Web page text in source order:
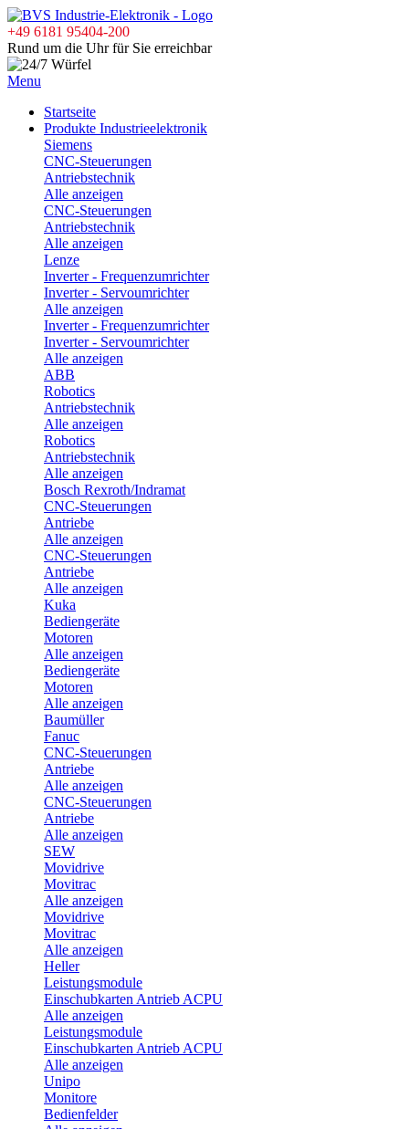
+49 6181 95404-200
Rund um die Uhr für Sie erreichbar
Menu
Startseite
Produkte Industrieelektronik
Siemens
CNC-Steuerungen
Antriebstechnik
Alle anzeigen
CNC-Steuerungen
Antriebstechnik
Alle anzeigen
Lenze
Inverter - Frequenzumrichter
Inverter - Servoumrichter
Alle anzeigen
Inverter - Frequenzumrichter
Inverter - Servoumrichter
Alle anzeigen
ABB
Robotics
Antriebstechnik
Alle anzeigen
Robotics
Antriebstechnik
Alle anzeigen
Bosch Rexroth/Indramat
CNC-Steuerungen
Antriebe
Alle anzeigen
CNC-Steuerungen
Antriebe
Alle anzeigen
Kuka
Bediengeräte
Motoren
Alle anzeigen
Bediengeräte
Motoren
Alle anzeigen
Baumüller
Fanuc
CNC-Steuerungen
Antriebe
Alle anzeigen
CNC-Steuerungen
Antriebe
Alle anzeigen
SEW
Movidrive
Movitrac
Alle anzeigen
Movidrive
Movitrac
Alle anzeigen
Heller
Leistungsmodule
Einschubkarten Antrieb ACPU
Alle anzeigen
Leistungsmodule
Einschubkarten Antrieb ACPU
Alle anzeigen
Unipo
Monitore
Bedienfelder